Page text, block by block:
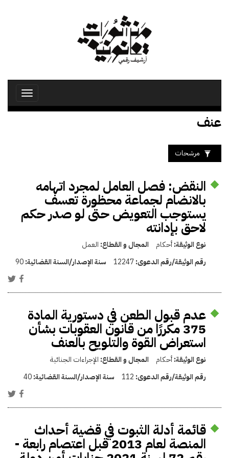
Toggle
عنف
مرشحات
النقض: فصل العامل لمجرد اتهامه
بالانضام لجماعة محظورة تعسف
يستوجب التعويض حتى لو صدر حكم
لاحق بإدانته
نوع الوثيقة:أحكام المجال و القطاع: العمل
رقم الوثيقة/رقم الدعوى:12247 سنة الإصدار/السنة القضائية:90
عدم قبول الطعن في دستورية المادة
375 مكررًا من قانون العقوبات بشأن
استعراض القوة والتلويح بالعنف
نوع الوثيقة:أحكام المجال و القطاع: الإجراءات الجنائية
رقم الوثيقة/رقم الدعوى: 112 سنة الإصدار/السنة القضائية:40
قائمة أدلة الثبوت في قضية أحداث
المنصة لعام 2013 قبل اعتصام رابعة -